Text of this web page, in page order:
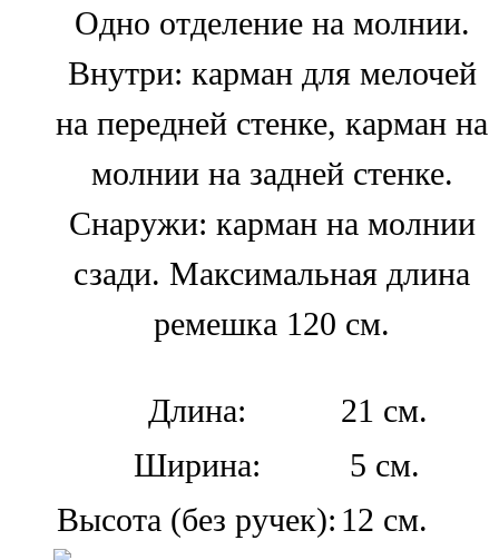
Одно отделение на молнии.
Внутри: карман для мелочей
на передней стенке, карман на
молнии на задней стенке.
Снаружи: карман на молнии
сзади. Максимальная длина
ремешка 120 см.
Длина:
21 см.
Ширина:
5 см.
Высота (без ручек): 12 см.